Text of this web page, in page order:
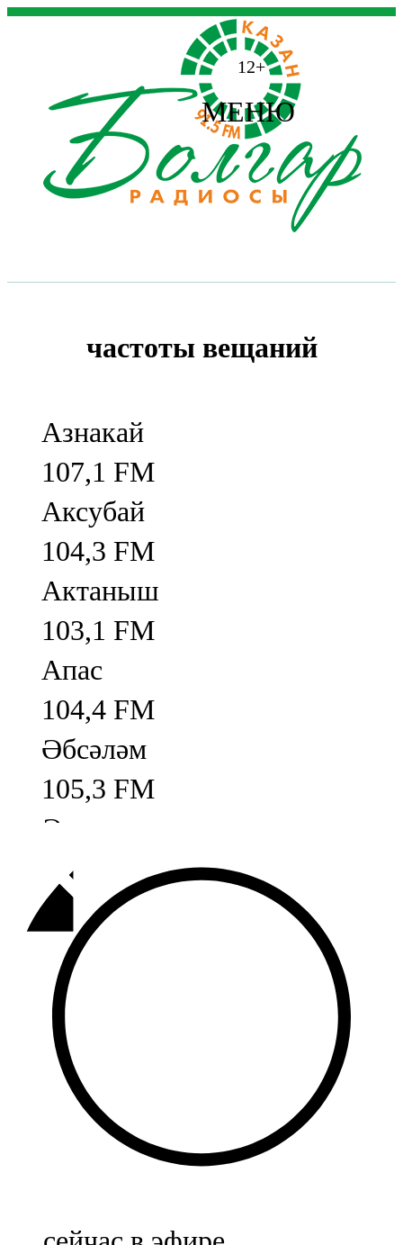
12+
МЕНЮ
частоты вещаний
Азнакай
107,1 FM
Аксубай
104,3 FM
Актаныш
103,1 FM
Апас
104,4 FM
Әбсәләм
105,3 FM
Әлмәт
92,9 FM
Базарлы матак
107,1 FM
Балык бистәсе
104,9 FM
Баулы
107,5 FM
Биләр
Болгар